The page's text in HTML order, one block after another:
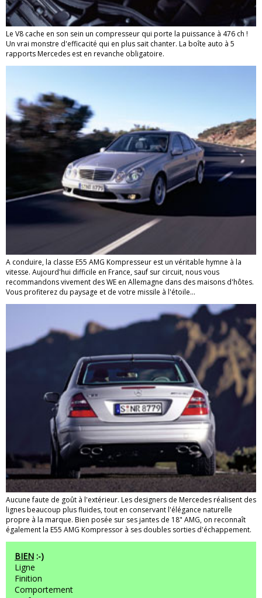
Le V8 cache en son sein un compresseur qui porte la puissance à 476 ch !
Un vrai monstre d'efficacité qui en plus sait chanter. La boîte auto à 5
rapports Mercedes est en revanche obligatoire.
A conduire, la classe E55 AMG Kompresseur est un véritable hymne à la
vitesse. Aujourd'hui difficile en France, sauf sur circuit, nous vous
recommandons vivement des WE en Allemagne dans des maisons d'hôtes.
Vous profiterez du paysage et de votre missile à l'étoile…
Aucune faute de goût à l'extérieur. Les designers de Mercedes réalisent des
lignes beaucoup plus fluides, tout en conservant l'élégance naturelle
propre à la marque. Bien posée sur ses jantes de 18" AMG, on reconnaît
également la E55 AMG Kompressor à ses doubles sorties d'échappement.
BIEN :-)
Ligne
Finition
Comportement